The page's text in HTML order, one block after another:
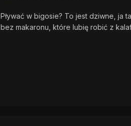
Pływać w bigosie? To jest dziwne, ja
bez makaronu, które lubię robić z